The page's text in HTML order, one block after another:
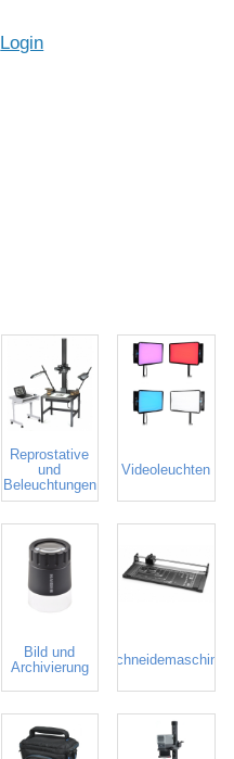
Login
Reprostative
und
Beleuchtungen
Videoleuchten
Bild und
Archivierung
Schneidemaschine